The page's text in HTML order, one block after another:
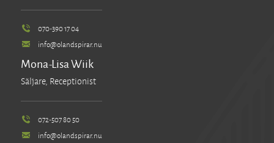
070-390 17 04
info@olandspirar.nu
Mona-Lisa Wiik
Säljare, Receptionist
072-507 80 50
info@olandspirar.nu